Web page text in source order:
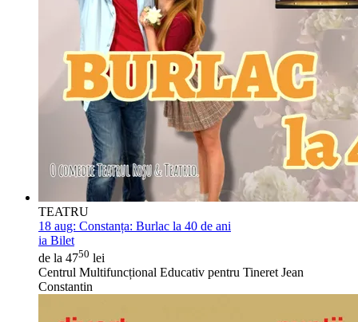
TEATRU
18 aug: Constanța: Burlac la 40 de ani
ia Bilet
de la 4750 lei
Centrul Multifuncțional Educativ pentru Tineret Jean
Constantin